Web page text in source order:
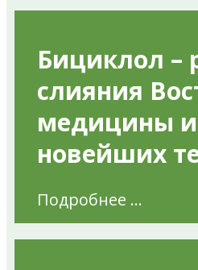
Бициклол –
слияния
медицины и
новейших
Подробнее ...